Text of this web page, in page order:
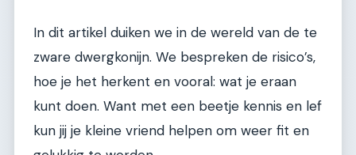
In dit artikel duiken we in de wereld van de te
zware dwergkonijn. We bespreken de risico’s,
hoe je het herkent en vooral: wat je eraan
kunt doen. Want met een beetje kennis en lef
kun jij je kleine vriend helpen om weer fit en